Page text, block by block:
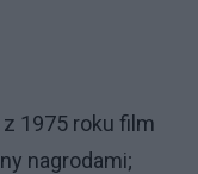
1975 roku film
nagrodami;